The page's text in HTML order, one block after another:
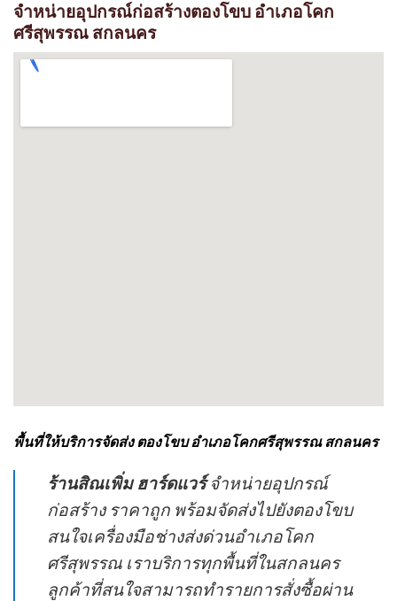
จำหน่ายอุปกรณ์ก่อสร้างตองโขบ อำเภอโคก
ศรีสุพรรณ สกลนคร
พื้นที่ให้บริการจัดส่ง ตองโขบ อำเภอโคกศรีสุพรรณ สกลนคร
ร้านสิณเพิ่ม ฮาร์ดแวร์จำหน่ายอุปกรณ์
ก่อสร้าง ราคาถูก พร้อมจัดส่งไปยังตองโขบ
สนใจเครื่องมือช่างส่งด่วนอำเภอโคก
ศรีสุพรรณ เราบริการทุกพื้นที่ในสกลนคร
ลูกค้าที่สนใจสามารถทำรายการสั่งซื้อผ่าน